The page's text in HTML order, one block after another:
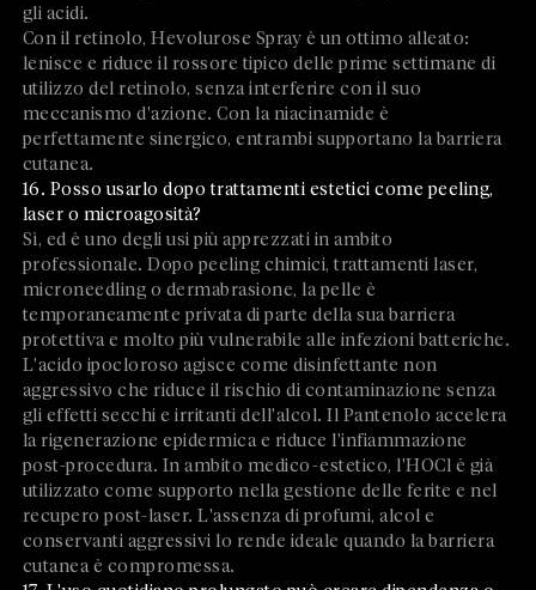
gli acidi.
Con il retinolo, Hevolurose Spray è un ottimo alleato:
lenisce e riduce il rossore tipico delle prime settimane di
utilizzo del retinolo, senza interferire con il suo
meccanismo d'azione. Con la niacinamide è
perfettamente sinergico, entrambi supportano la barriera
cutanea.
16. Posso usarlo dopo trattamenti estetici come peeling,
laser o microagosità?
Sì, ed è uno degli usi più apprezzati in ambito
professionale. Dopo peeling chimici, trattamenti laser,
microneedling o dermabrasione, la pelle è
temporaneamente privata di parte della sua barriera
protettiva e molto più vulnerabile alle infezioni batteriche.
L'acido ipocloroso agisce come disinfettante non
aggressivo che riduce il rischio di contaminazione senza
gli effetti secchi e irritanti dell'alcol. Il Pantenolo accelera
la rigenerazione epidermica e riduce l'infiammazione
post-procedura. In ambito medico-estetico, l'HOCl è già
utilizzato come supporto nella gestione delle ferite e nel
recupero post-laser. L'assenza di profumi, alcol e
conservanti aggressivi lo rende ideale quando la barriera
cutanea è compromessa.